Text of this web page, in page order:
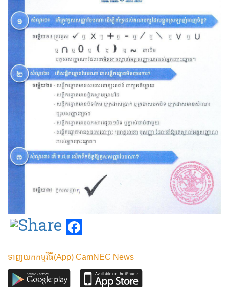
ទាញយកកម្មវិធី(App) CamNEC News